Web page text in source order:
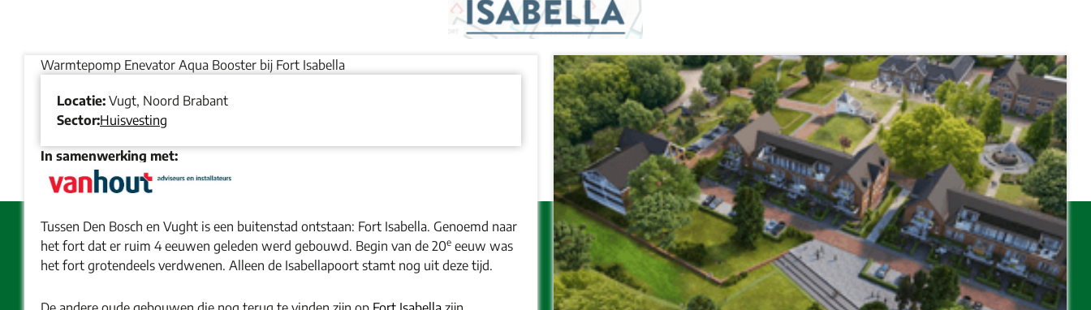
Warmtepomp Enevator Aqua Booster bij Fort Isabella
Locatie: Vugt, Noord Brabant
Sector:Huisvesting
In samenwerking met:
Tussen Den Bosch en Vught is een buitenstad ontstaan: Fort Isabella. Genoemd naar
het fort dat er ruim 4 eeuwen geleden werd gebouwd. Begin van de 20e eeuw was
het fort grotendeels verdwenen. Alleen de Isabellapoort stamt nog uit deze tijd.